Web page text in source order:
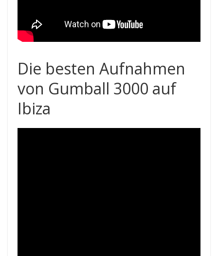
Die besten Aufnahmen
von Gumball 3000 auf
Ibiza